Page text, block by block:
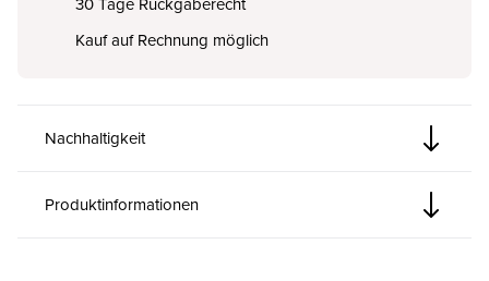
Kauf auf Rechnung möglich
Nachhaltigkeit
Produktinformationen